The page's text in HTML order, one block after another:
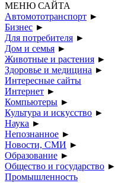
МЕНЮ САЙТА
Автомототранспорт ►
Бизнес ►
Для потребителя ►
Дом и семья ►
Животные и растения ►
Здоровье и медицина ►
Интересные сайты
Интернет ►
Компьютеры ►
Культура и искусство ►
Наука ►
Непознанное ►
Новости, СМИ ►
Образование ►
Общество и государство ►
Промышленность